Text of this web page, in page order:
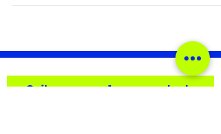
conexão com o público. Mumuzinho
Assim"(Brunini) Mumuzinho surpreende
fãs com o inesperado lançamento da
primeira parte de seu novo audiovisual,
Saiba o que rola no mundo da